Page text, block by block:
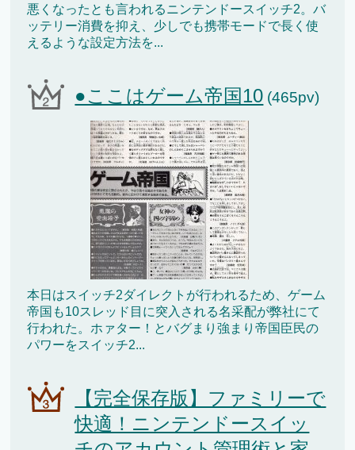
悪くなったとも言われるニンテンドースイッチ2。バ
ッテリー消費を抑え、少しでも携帯モードで長く使
えるような設定方法を...
●ここはゲーム帝国10 (465pv)
本日はスイッチ2ダイレクトが行われるため、ゲーム
帝国も10スレッド目に突入される名采配が弊社にて
行われた。ホァター！とバグまり強まり帝国臣民の
パワーをスイッチ2...
【完全保存版】ファミリーで
快適！ニンテンドースイッ